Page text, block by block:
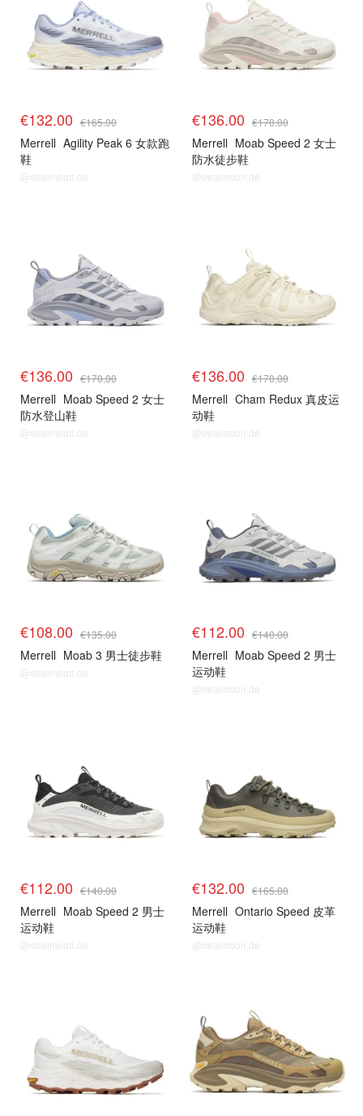
€132.00 €165.00
Merrell Agility Peak 6 女款跑
鞋
@dealmoon.de
€136.00 €170.00
Merrell Moab Speed 2 女士
防水徒步鞋
@dealmoon.de
€136.00 €170.00
Merrell Moab Speed 2 女士
防水登山鞋
@dealmoon.de
€136.00 €170.00
Merrell Cham Redux 真皮运
动鞋
@dealmoon.de
€108.00 €135.00
Merrell Moab 3 男士徒步鞋
@dealmoon.de
€112.00 €140.00
Merrell Moab Speed 2 男士
运动鞋
@dealmoon.de
€112.00 €140.00
Merrell Moab Speed 2 男士
运动鞋
@dealmoon.de
€132.00 €165.00
Merrell Ontario Speed 皮革
运动鞋
@dealmoon.de